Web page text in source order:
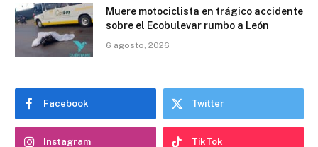
Muere motociclista en trágico accidente
sobre el Ecobulevar rumbo a León
6 agosto, 2026
Facebook Twitter
Instagram TikTok